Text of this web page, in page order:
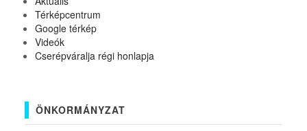
Térképcentrum
Google térkép
Videók
Cserépváralja régi honlapja
ÖNKORMÁNYZAT